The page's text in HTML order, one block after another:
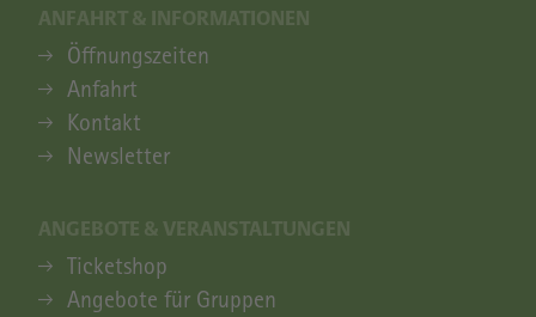
ANFAHRT & INFORMATIONEN
ANFAHRT & INFORMATIONEN
Öffnungszeiten
Anfahrt
Kontakt
Newsletter
ANGEBOTE & VERANSTALTUNGEN
ANGEBOTE & VERANSTALTUNGEN
Ticketshop
Angebote für Gruppen